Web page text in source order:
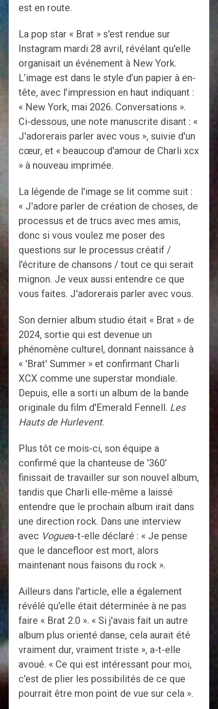
est en route.
La pop star « Brat » s'est rendue sur
Instagram mardi 28 avril, révélant qu'elle
organisait un événement à New York.
L’image est dans le style d’un papier à en-
tête, avec l’impression en haut indiquant :
« New York, mai 2026. Conversations ».
Ci-dessous, une note manuscrite disant : «
J'adorerais parler avec vous », suivie d'un
cœur, et « beaucoup d'amour de Charli xcx
» à nouveau imprimée.
La légende de l'image se lit comme suit :
« J'adore parler de création de choses, de
processus et de trucs avec mes amis,
donc si vous voulez me poser des
questions sur le processus créatif /
l'écriture de chansons / tout ce qui serait
mignon. Je veux aussi entendre ce que
vous faites. J'adorerais parler avec vous.
Son dernier album studio était « Brat » de
2024, sortie qui est devenue un
phénomène culturel, donnant naissance à
« 'Brat' Summer » et confirmant Charli
XCX comme une superstar mondiale.
Depuis, elle a sorti un album de la bande
originale du film d'Emerald Fennell. Les
Hauts de Hurlevent.
Plus tôt ce mois-ci, son équipe a
confirmé que la chanteuse de '360'
finissait de travailler sur son nouvel album,
tandis que Charli elle-même a laissé
entendre que le prochain album irait dans
une direction rock. Dans une interview
avec Voguea-t-elle déclaré : « Je pense
que le dancefloor est mort, alors
maintenant nous faisons du rock ».
Ailleurs dans l'article, elle a également
révélé qu'elle était déterminée à ne pas
faire « Brat 2.0 ». « Si j'avais fait un autre
album plus orienté danse, cela aurait été
vraiment dur, vraiment triste », a-t-elle
avoué. « Ce qui est intéressant pour moi,
c'est de plier les possibilités de ce que
pourrait être mon point de vue sur cela ».